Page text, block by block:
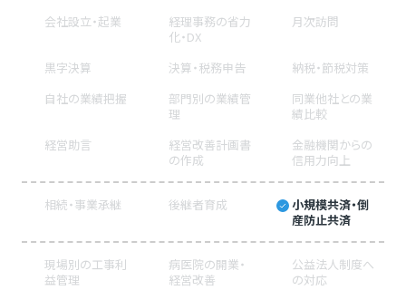
会社設立・起業
経理事務の省力
化・DX
月次訪問
黒字決算 決算・税務申告
納税・節税対策
自社の業績把握
部門別の業績管
理
同業他社との業
績比較
経営助言
経営改善計画書
の作成
金融機関からの
信用力向上
相続・事業承継 後継者育成
小規模共済・倒
産防止共済
現場別の工事利
益管理
病医院の開業・
経営改善
公益法人制度へ
の対応